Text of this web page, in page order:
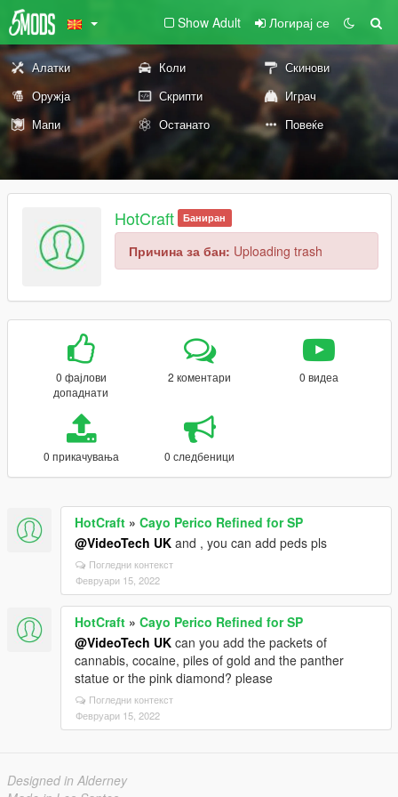
Show Adult Логирај се
Алатки Коли
Скинови
Оружја
Скрипти
Играч
Мапи
Останато Повеќе
HotCraft Баниран
Причина за бан: Uploading trash
0 фајлови
допаднати
2 коментари 0 видеа
0 прикачувања 0 следбеници
HotCraft » Cayo Perico Refined for SP
@VideoTech UK and , you can add peds pls
Погледни контекст
Февруари 15, 2022
HotCraft » Cayo Perico Refined for SP
@VideoTech UK can you add the packets of
cannabis, cocaine, piles of gold and the panther
statue or the pink diamond? please
Погледни контекст
Февруари 15, 2022
Designed in Alderney